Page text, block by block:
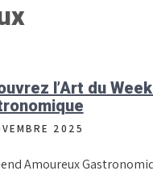
l’Art du
2025
Amoureux